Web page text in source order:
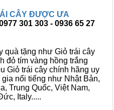
CÂY ĐƯỢC ƯA
301 303 - 0936 65 27
quà tặng như Giỏ trái cây
đỏ tím vàng hồng trắng
Giỏ trái cây chính hãng uy
nổi tiếng như Nhật Bản,
Trung Quốc, Việt Nam,
Italy.....